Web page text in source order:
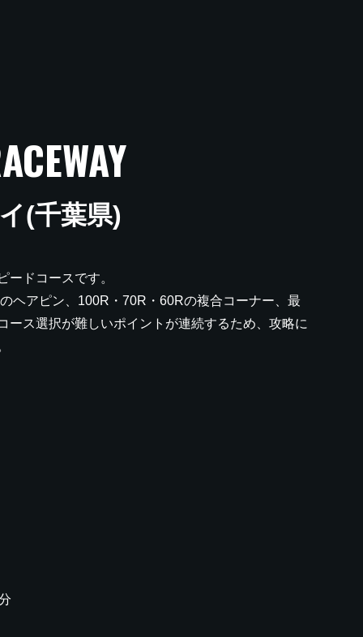
(千葉県)
ードコースです。
ヘアピン、100R・70R・60Rの複合コーナー、最
ス選択が難しいポイントが連続するため、攻略に